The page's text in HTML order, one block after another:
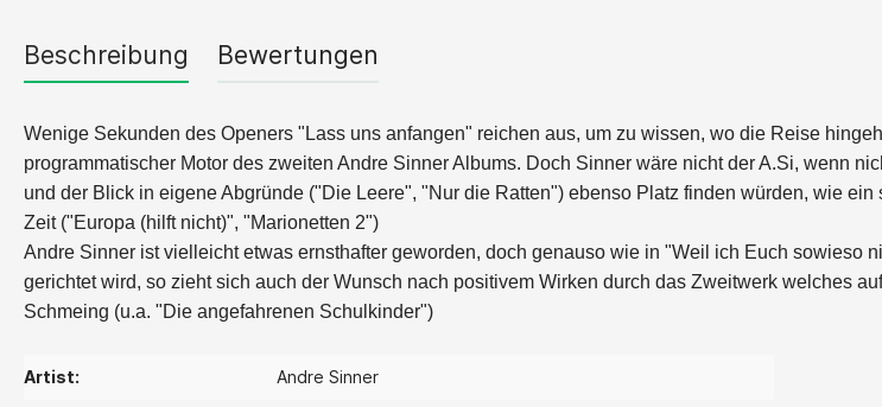
Beschreibung Bewertungen
Wenige Sekunden des Openers "Lass uns anfangen" reichen aus, um zu wissen, wo die Reise
programmatischer Motor des zweiten Andre Sinner Albums. Doch Sinner wäre nicht der A.Si, wenn
und der Blick in eigene Abgründe ("Die Leere", "Nur die Ratten") ebenso Platz finden würden, wie
Zeit ("Europa (hilft nicht)", "Marionetten 2")
Andre Sinner ist vielleicht etwas ernsthafter geworden, doch genauso wie in "Weil ich Euch sowieso
gerichtet wird, so zieht sich auch der Wunsch nach positivem Wirken durch das Zweitwerk welches
Schmeing (u.a. "Die angefahrenen Schulkinder")
Artist: Andre Sinner